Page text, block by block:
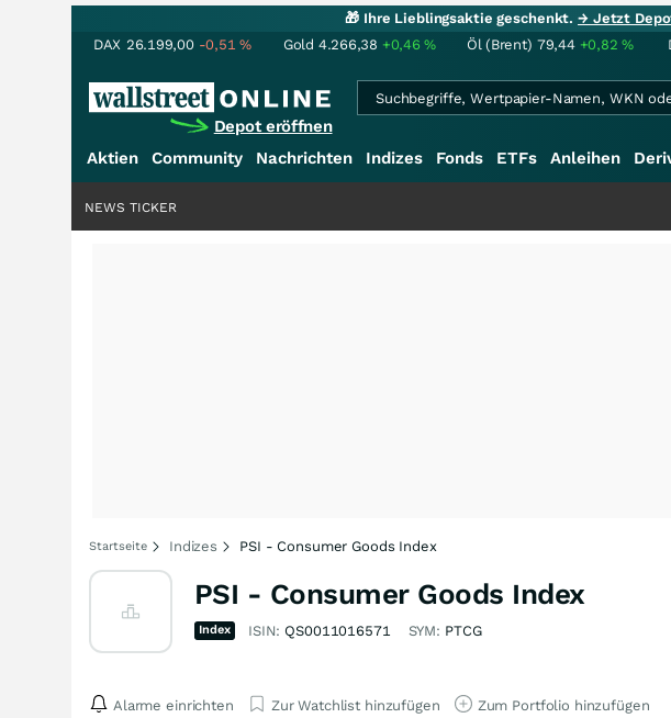
🎁 Ihre Lieblingsaktie geschenkt.→ Jetzt
DAX 26.199,00 -0,51% Gold 4.266,38 +0,46% Öl (Brent) 79,44 +0,82%
Depot eröffnen
Aktien Community Nachrichten Indizes Fonds ETFs Anleihen
NEWS TICKER
Startseite Indizes PSI - Consumer Goods Index
PSI - Consumer Goods Index
Index ISIN: QS0011016571 SYM: PTCG
Alarme einrichten Zur Watchlist hinzufügen Zum Portfolio hinzufügen